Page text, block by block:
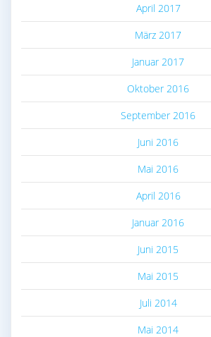
April 2017
März 2017
Januar 2017
Oktober 2016
September 2016
Juni 2016
Mai 2016
April 2016
Januar 2016
Juni 2015
Mai 2015
Juli 2014
Mai 2014